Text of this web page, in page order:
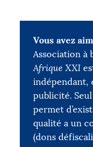
Vous avez
Association à
Afrique XXI
indépendant,
publicité.
permet
qualité a un
(dons